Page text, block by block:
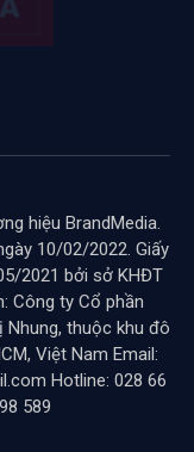
hiệu BrandMedia.
10/02/2022. Giấy
2021 bởi sở KHĐT
Công ty Cổ phần
Nhung, thuộc khu đô
Việt Nam Email:
Hotline: 028 66
589